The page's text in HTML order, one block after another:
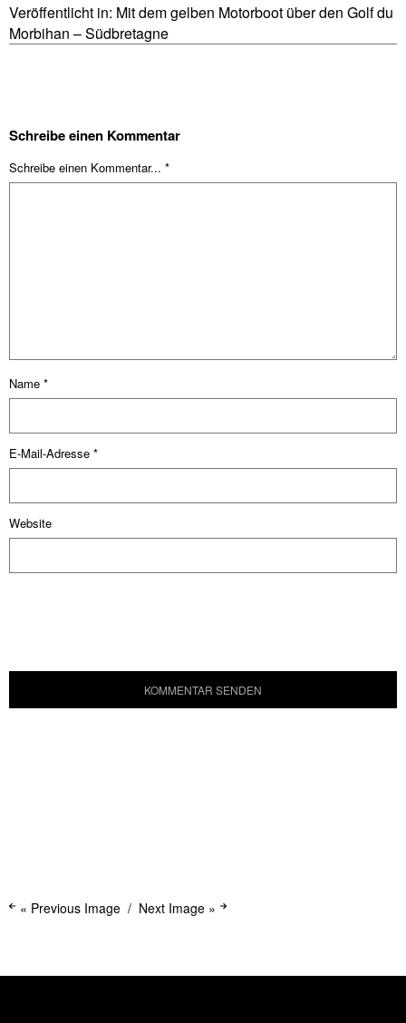
Veröffentlicht in: Mit dem gelben Motorboot über den Golf du
Morbihan – Südbretagne
Schreibe einen Kommentar
Schreibe einen Kommentar... *
Name *
E-Mail-Adresse *
Website
« Previous Image Next Image »